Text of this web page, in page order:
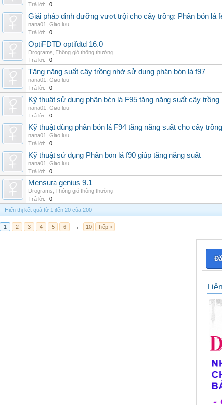
Trả lời:
0
Giải pháp dinh dưỡng vượt trội cho cây trồng: Phân bón lá
nana01
Giao lưu
Trả lời:
0
OptiFDTD optifdtd 16.0
Drograms Thông gió thông thường
Trả lời:
0
Tăng năng suất cây trồng nhờ sử dụng phân bón lá f97
nana01
Giao lưu
Trả lời:
0
Kỹ thuật sử dụng phân bón lá F95 tăng năng suất cây trồng
nana01
Giao lưu
Trả lời:
0
Kỹ thuật dùng phân bón lá F94 tăng năng suất cho cây trồng
nana01
Giao lưu
Trả lời:
0
Kỹ thuật sử dụng Phân bón lá f90 giúp tăng năng suất
nana01
Giao lưu
Trả lời:
0
Mensura genius 9.1
Drograms Thông gió thông thường
Trả lời:
0
Hiển thị kết quả từ 1 đến 20 của 200
1 2 3 4 5 6 → 10 Tiếp >